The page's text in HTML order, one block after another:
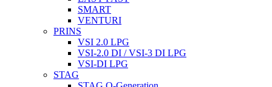
SMART
VENTURI
PRINS
VSI 2.0 LPG
VSI-2.0 DI / VSI-3 DI LPG
VSI-DI LPG
STAG